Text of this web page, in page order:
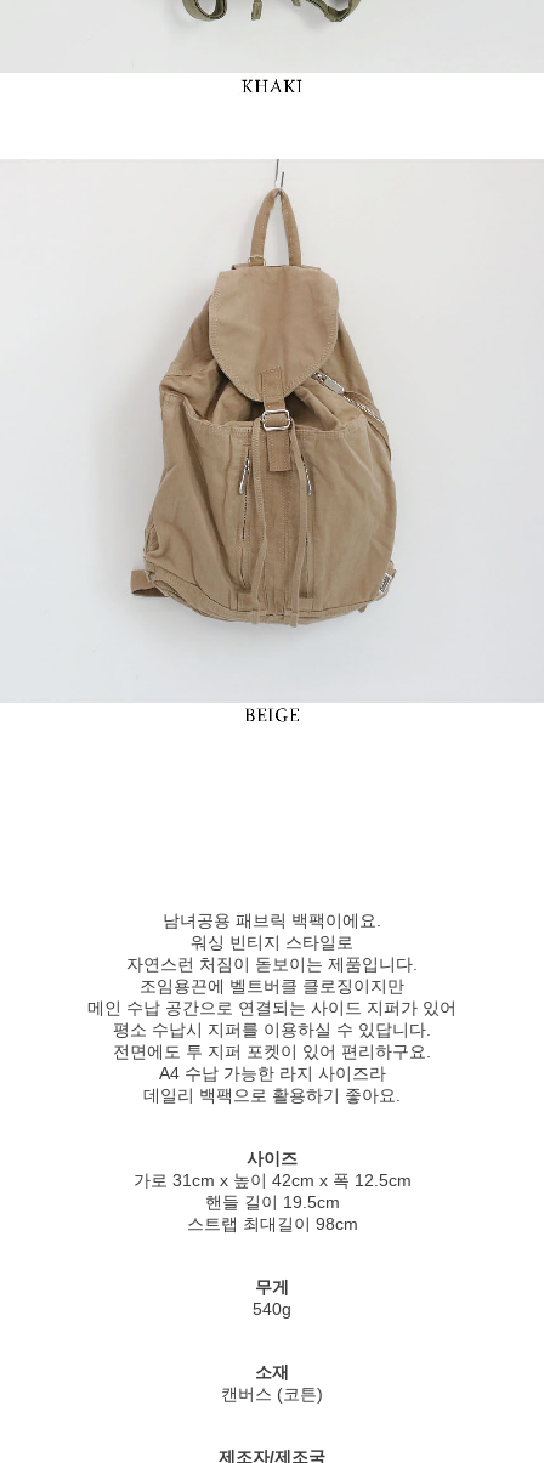
남녀공용 패브릭 백팩이에요.
워싱 빈티지 스타일로
자연스런 처짐이 돋보이는 제품입니다.
조임용끈에 벨트버클 클로징이지만
메인 수납 공간으로 연결되는 사이드 지퍼가 있어
평소 수납시 지퍼를 이용하실 수 있답니다.
전면에도 투 지퍼 포켓이 있어 편리하구요.
A4 수납 가능한 라지 사이즈라
데일리 백팩으로 활용하기 좋아요.
사이즈
가로 31cm x 높이 42cm x 폭 12.5cm
핸들 길이 19.5cm
스트랩 최대길이 98cm
무게
540g
소재
캔버스 (코튼)
제조자/제조국